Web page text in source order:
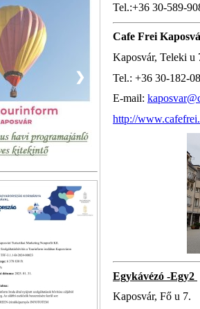
❯
Tel.:+36 30-589-
Cafe Frei
Kaposvár, Teleki u
Tel.: +36 30-182-
E-mail:
http://
Egykávézó -Egy2
Kaposvár, Fő u 7.